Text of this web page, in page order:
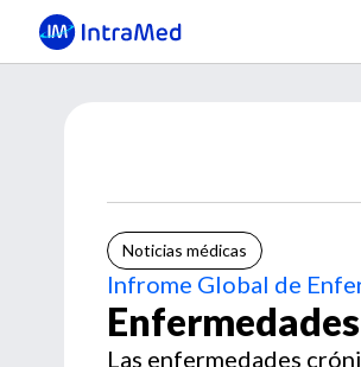
Noticias médicas
Infrome Global de
Las enfermedades